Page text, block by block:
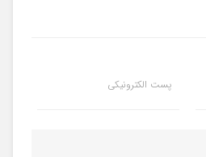
پست الکترونیکی